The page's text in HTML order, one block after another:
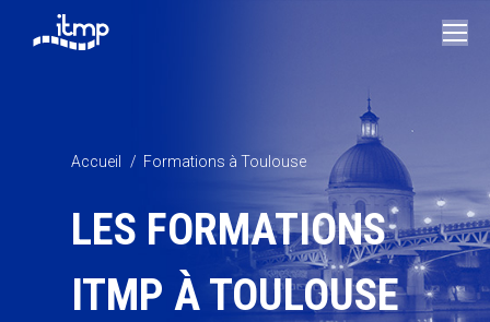
Vous êtes ici :
Accueil Formations à Toulouse
LES FORMATIONS
ITMP À TOULOUSE